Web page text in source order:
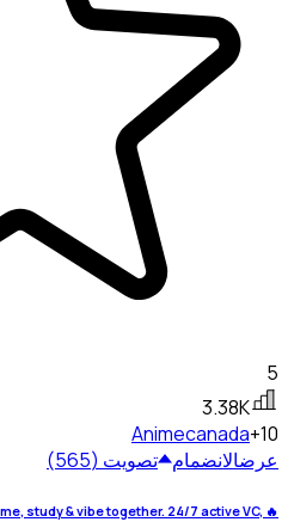
5
3.38K
Animecanada+10
عرضالانضمام تصويت (565)
study & vibe together. 24/7 active VC,